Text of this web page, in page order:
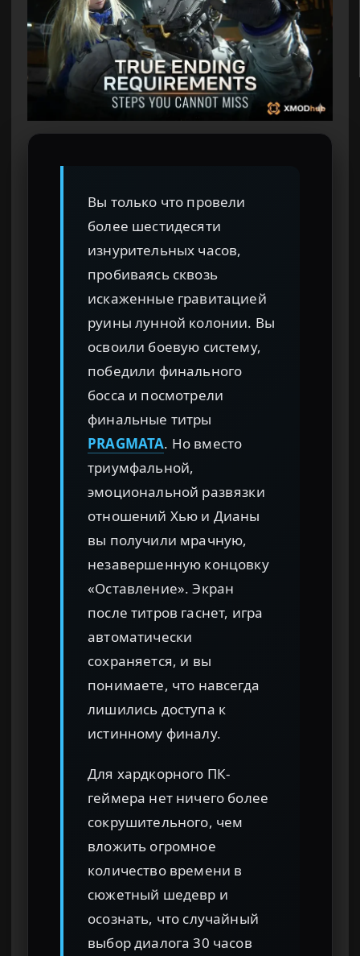
Вы только что провели
более шестидесяти
изнурительных часов,
пробиваясь сквозь
искаженные гравитацией
руины лунной колонии. Вы
освоили боевую систему,
победили финального
босса и посмотрели
финальные титры
PRAGMATA. Но вместо
триумфальной,
эмоциональной развязки
отношений Хью и Дианы
вы получили мрачную,
незавершенную концовку
«Оставление». Экран
после титров гаснет, игра
автоматически
сохраняется, и вы
понимаете, что навсегда
лишились доступа к
истинному финалу.
Для хардкорного ПК-
геймера нет ничего более
сокрушительного, чем
вложить огромное
количество времени в
сюжетный шедевр и
осознать, что случайный
выбор диалога 30 часов